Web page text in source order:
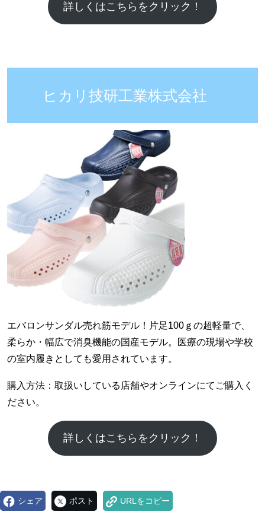
詳しくはこちらをクリック！
ヒカリ技研工業株式会社
エバロンサンダル売れ筋モデル！片足100ｇの超軽量で、
柔らか・幅広で消臭機能の国産モデル。医療の現場や学校
の室内履きとしても愛用されています。
購入方法：取扱いしている店舗やオンラインにてご購入く
ださい。
詳しくはこちらをクリック！
シェア ポスト URLをコピー